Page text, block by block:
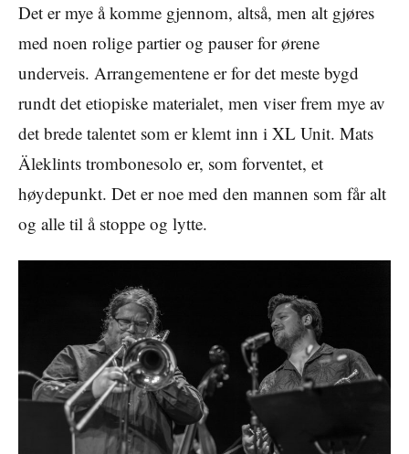
Det er mye å komme gjennom, altså, men alt gjøres
med noen rolige partier og pauser for ørene
underveis. Arrangementene er for det meste bygd
rundt det etiopiske materialet, men viser frem mye av
det brede talentet som er klemt inn i XL Unit. Mats
Äleklints trombonesolo er, som forventet, et
høydepunkt. Det er noe med den mannen som får alt
og alle til å stoppe og lytte.